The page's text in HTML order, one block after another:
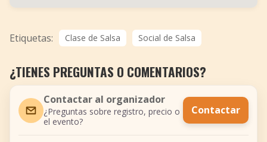
Etiquetas: Clase de Salsa Social de Salsa
¿TIENES PREGUNTAS O COMENTARIOS?
Contactar al organizador
¿Preguntas sobre registro, precio o
el evento?
Contactar